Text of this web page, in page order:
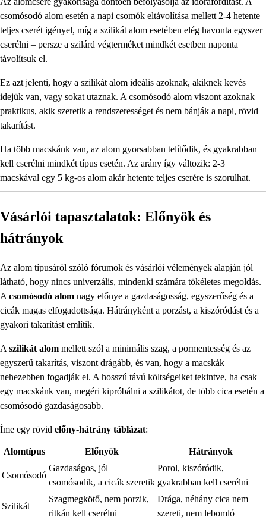
csomósodó alom esetén a napi csomók eltávolítása mellett 2-4 hetente
teljes cserét igényel, míg a szilikát alom esetében elég havonta egyszer
cserélni – persze a szilárd végterméket mindkét esetben naponta
távolítsuk el.
Ez azt jelenti, hogy a szilikát alom ideális azoknak, akiknek kevés
idejük van, vagy sokat utaznak. A csomósodó alom viszont azoknak
praktikus, akik szeretik a rendszerességet és nem bánják a napi, rövid
takarítást.
Ha több macskánk van, az alom gyorsabban telítődik, és gyakrabban
kell cserélni mindkét típus esetén. Az arány így változik: 2-3
macskával egy 5 kg-os alom akár hetente teljes cserére is szorulhat.
Vásárlói tapasztalatok: Előnyök és
hátrányok
Az alom típusáról szóló fórumok és vásárlói vélemények alapján jól
látható, hogy nincs univerzális, mindenki számára tökéletes megoldás.
A csomósodó alom nagy előnye a gazdaságosság, egyszerűség és a
cicák magas elfogadottsága. Hátrányként a porzást, a kiszóródást és a
gyakori takarítást említik.
A szilikát alom mellett szól a minimális szag, a pormentesség és az
egyszerű takarítás, viszont drágább, és van, hogy a macskák
nehezebben fogadják el. A hosszú távú költségeiket tekintve, ha csak
egy macskánk van, megéri kipróbálni a szilikátot, de több cica esetén a
csomósodó gazdaságosabb.
Íme egy rövid előny-hátrány táblázat:
Alomtípus Előnyök Hátrányok
Csomósodó
Gazdaságos, jól
csomósodik, a cicák szeretik
Porol, kiszóródik,
gyakrabban kell cserélni
Szilikát
Szagmegkötő, nem porzik,
ritkán kell cserélni
Drága, néhány cica nem
szereti, nem lebomló